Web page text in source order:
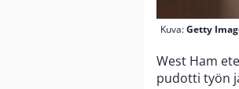
Kuva:Getty
West Ham
pudotti työn